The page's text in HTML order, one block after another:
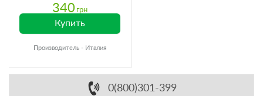
340 грн
Купить
Производитель - Италия
0(800)301-399